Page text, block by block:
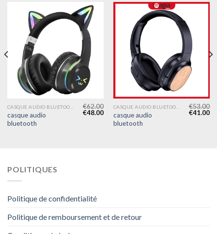
casque audio
bluetooth
€62.00
€48.00
casque audio
bluetooth
€53.00
€41.00
POLITIQUES
Politique de confidentialité
Politique de remboursement et de retour